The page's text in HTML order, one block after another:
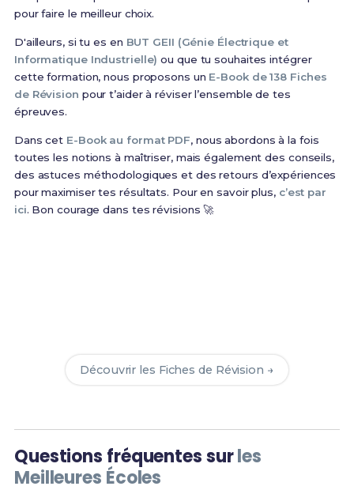
pour faire le meilleur choix.
D'ailleurs, si tu es en BUT GEII (Génie Électrique et
Informatique Industrielle) ou que tu souhaites intégrer
cette formation, nous proposons un E-Book de 138 Fiches
de Révision pour t’aider à réviser l’ensemble de tes
épreuves.
Dans cet E-Book au format PDF, nous abordons à la fois
toutes les notions à maîtriser, mais également des conseils,
des astuces méthodologiques et des retours d’expériences
pour maximiser tes résultats. Pour en savoir plus, c’est par
ici. Bon courage dans tes révisions 🚀
Découvrir les Fiches de Révision →
Questions fréquentes surles
Meilleures Écoles